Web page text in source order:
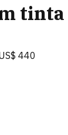
tinta
440